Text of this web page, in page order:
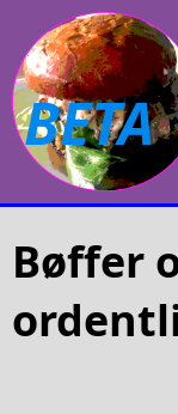
BETA
Bøffer